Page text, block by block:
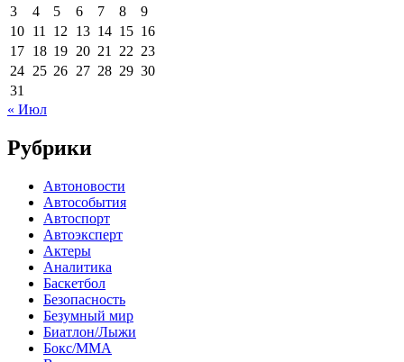
3
4 5 6 7 8
9
10 11 12 13 14 15 16
17 18 19 20 21 22 23
24 25 26 27 28 29 30
31
« Июл
Рубрики
Автоновости
Автособытия
Автоспорт
Автоэксперт
Актеры
Аналитика
Баскетбол
Безопасность
Безумный мир
Биатлон/Лыжи
Бокс/MMA